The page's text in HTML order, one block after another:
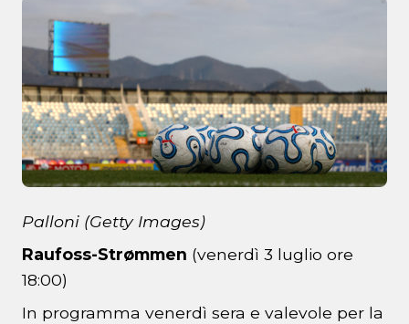
Palloni (Getty Images)
Raufoss-Strømmen (venerdì 3 luglio ore
18:00)
In programma venerdì sera e valevole per la